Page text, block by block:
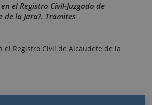
el Registro Civil-Juzgado de
de la Jara?. Trámites
el Registro Civil de Alcaudete de la